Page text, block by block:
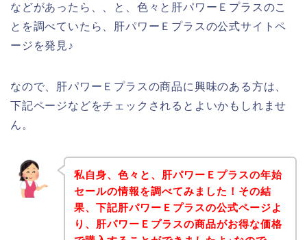
などがあったら、、と、色々と肝パワーＥプラスのこ
とを調べていたら、肝パワーＥプラスの公式サイトペ
ージを発見♪
なので、肝パワーＥプラスの商品に興味のある方は、
下記ページなどをチェックされるとよいかもしれませ
ん。
私自身、色々と、肝パワーＥプラスの年始
セールの情報を調べてみました！その結
果、下記肝パワーＥプラスの公式ページよ
り、肝パワーＥプラスの商品がお得な価格